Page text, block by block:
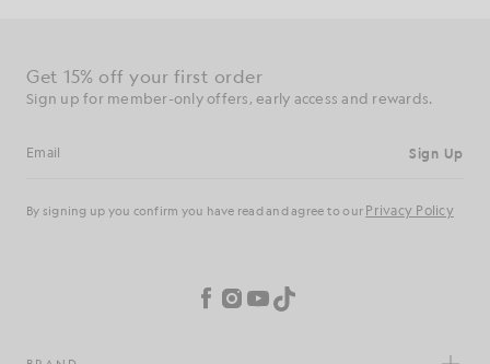
acceso anticipado y recompensas.
Dirección de correo electrónico
privacidad
Facebook
Instagram
YouTube
TikTok